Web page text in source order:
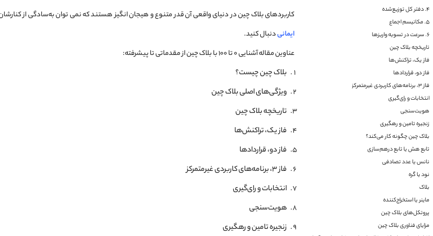
کاربردهای بلاک‌ چین در دنیای واقعی آن‌ قدر متنوع و هیجان‌ انگیز هستند که نمی‌ توان به‌سادگی از
ایمانیدنبال کنید.
عناوین مقاله آشنایی 0 تا 100 با بلاک‌ چین از مقدماتی تا پیشرفته:
بلاک چین چیست؟
ویژگی‌های اصلی بلاک چین
تاریخچه بلاک چین
فاز یک، تراکنش‌ها
فاز دو، قراردادها
فاز ۳، برنامه‌های کاربردی غیرمتمرکز
انتخابات و رای‌گیری
هویت‌سنجی
زنجیره تامین و رهگیری
۴. دفتر کل توزیع‌شده
۵. مکانیسم اجماع
۶. سرعت در تسویه واریزها
تاریخچه بلاک چین
فاز یک، تراکنش‌ها
فاز دو، قراردادها
فاز ۳، برنامه‌های کاربردی غیرمتمرکز
انتخابات و رای‌گیری
هویت‌سنجی
زنجیره تامین و رهگیری
بلاک چین چگونه کار می‌کند؟
تابع هش یا تابع درهم‌سازی
نانس یا عدد تصادفی
نود یا گره
بلاک
ماینر یا استخراج‌کننده
پروتکل‌های بلاک چین
مزایای فناوری بلاک چین